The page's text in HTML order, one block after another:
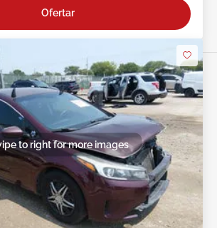
Ofertar
to right for more images